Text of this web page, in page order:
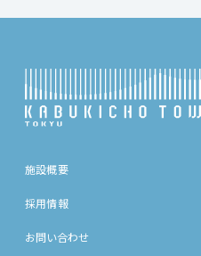
施設概要
採用情報
お問い合わせ